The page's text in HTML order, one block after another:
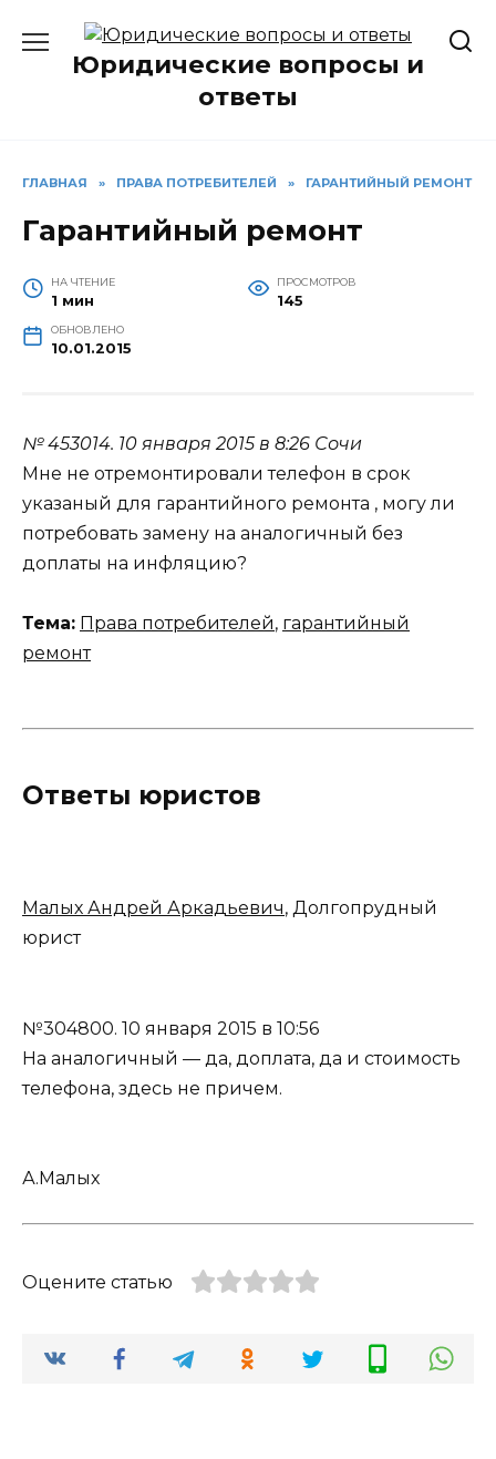
содержаниюЮридические вопросы и
ответы
ГЛАВНАЯ » ПРАВА ПОТРЕБИТЕЛЕЙ » ГАРАНТИЙНЫЙ РЕМОНТ
Гарантийный ремонт
НА ЧТЕНИЕ
1 мин
ПРОСМОТРОВ
145
ОБНОВЛЕНО
10.01.2015
№ 453014. 10 января 2015 в 8:26 Сочи
Мне не отремонтировали телефон в срок
указаный для гарантийного ремонта , могу ли
потребовать замену на аналогичный без
доплаты на инфляцию?
Тема: Права потребителей, гарантийный
ремонт
Ответы юристов
Малых Андрей Аркадьевич, Долгопрудный
юрист
№304800. 10 января 2015 в 10:56
На аналогичный — да, доплата, да и стоимость
телефона, здесь не причем.
А.Малых
Оцените статью